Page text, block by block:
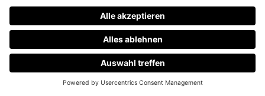
HOME RADIOS MENÜ